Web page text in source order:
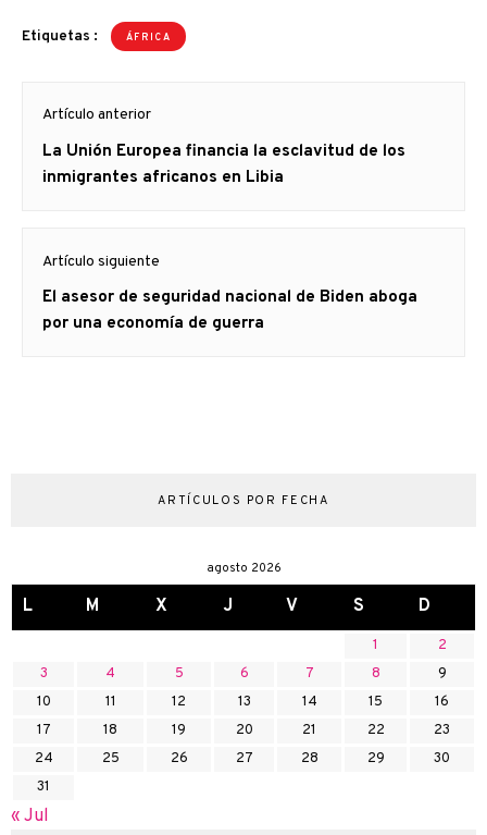
Etiquetas : ÁFRICA
de
entradas
Artículo anterior
Artículo
anterior
La Unión Europea financia la esclavitud de los
inmigrantes africanos en Libia
Artículo siguiente
Artículo
siguiente:
El asesor de seguridad nacional de Biden aboga
por una economía de guerra
ARTÍCULOS POR FECHA
agosto 2026
L M X J V S D
1
2
3
4 5 6 7 8
9
10
11 12 13 14 15
16
17
18 19 20 21 22
23
24
25 26 27 28 29
30
31
« Jul